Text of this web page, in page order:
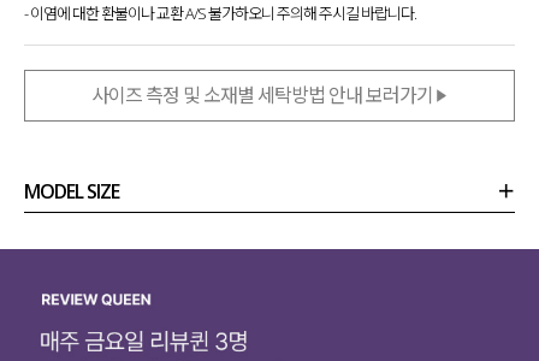
- 이염에 대한 환불이나 교환 A/S 불가하오니 주의해 주시길 바랍니다.
사이즈 측정 및 소재별 세탁방법 안내 보러가기
MODEL SIZE